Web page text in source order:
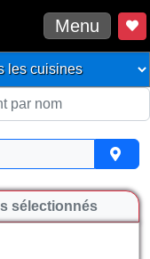
Menu
sélectionnés